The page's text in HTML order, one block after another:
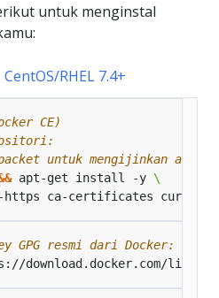
untuk menginstal
CentOS/RHEL 7.4+
CE)
untuk mengijinkan apt
apt-get install -y
GPG resmi dari Docker:
download.docker.com/linux/